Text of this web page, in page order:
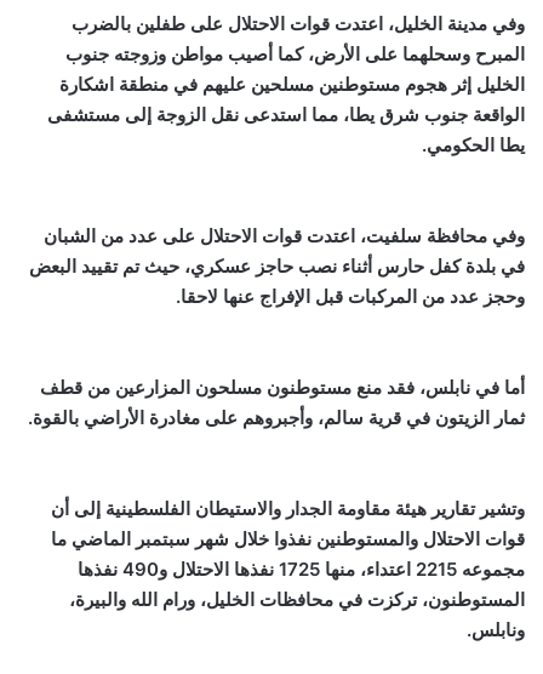
وفي مدينة الخليل، اعتدت قوات الاحتلال على طفلين بالضرب
المبرح وسحلهما على الأرض، كما أصيب مواطن وزوجته جنوب
الخليل إثر هجوم مستوطنين مسلحين عليهم في منطقة اشكارة
الواقعة جنوب شرق يطا، مما استدعى نقل الزوجة إلى مستشفى
يطا الحكومي.
وفي محافظة سلفيت، اعتدت قوات الاحتلال على عدد من الشبان
في بلدة كفل حارس أثناء نصب حاجز عسكري، حيث تم تقييد البعض
وحجز عدد من المركبات قبل الإفراج عنها لاحقا.
أما في نابلس، فقد منع مستوطنون مسلحون المزارعين من قطف
ثمار الزيتون في قرية سالم، وأجبروهم على مغادرة الأراضي بالقوة.
وتشير تقارير هيئة مقاومة الجدار والاستيطان الفلسطينية إلى أن
قوات الاحتلال والمستوطنين نفذوا خلال شهر سبتمبر الماضي ما
مجموعه 2215 اعتداء، منها 1725 نفذها الاحتلال و490 نفذها
المستوطنون، تركزت في محافظات الخليل، ورام الله والبيرة،
ونابلس.